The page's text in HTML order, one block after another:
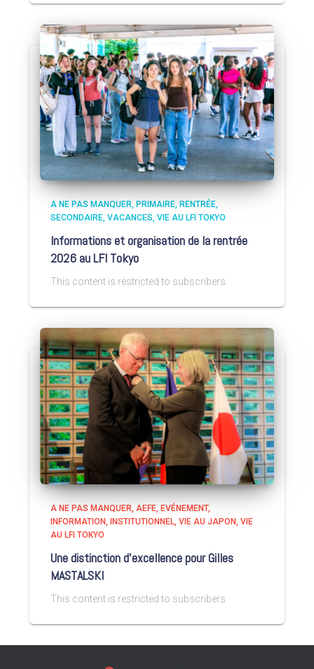
A NE PAS MANQUER PRIMAIRE RENTRÉE
SECONDAIRE VACANCES VIE AU LFI TOKYO
Informations et organisation de la rentrée
2026 au LFI Tokyo
This content is restricted to subscribers
A NE PAS MANQUER AEFE EVÉNEMENT
INFORMATION
INSTITUTIONNEL VIE AU JAPON VIE
AU LFI TOKYO
Une distinction d’excellence pour Gilles
MASTALSKI
This content is restricted to subscribers